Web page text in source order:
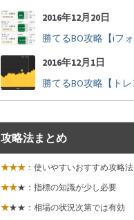
2016年12月20日
2016年12月1日
攻略法まとめ
★★★ ：使いやすいおすすめ攻略法
★★★：指標の知識が少し必要
★★★：相場の状況次第では有効